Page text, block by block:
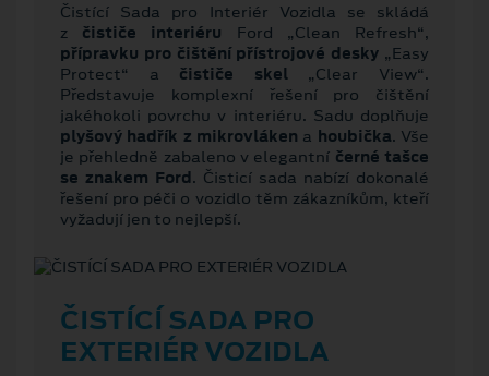
Čistící Sada pro Interiér Vozidla se skládá
z čističe interiéru Ford „Clean Refresh“,
přípravku pro čištění přístrojové desky „Easy
Protect“ a čističe skel„Clear View“.
Představuje komplexní řešení pro čištění
jakéhokoli povrchu v interiéru. Sadu doplňuje
plyšový hadřík z mikrovláken a houbička. Vše
je přehledně zabaleno v elegantní černé tašce
se znakem Ford. Čisticí sada nabízí dokonalé
řešení pro péči o vozidlo těm zákazníkům, kteří
vyžadují jen to nejlepší.
ČISTÍCÍ SADA PRO
EXTERIÉR VOZIDLA